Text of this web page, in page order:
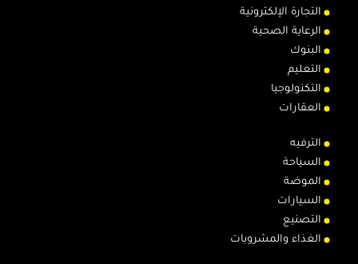
التجارة الإلكترونية
الرعاية الصحية
البنوك
التعليم
التكنولوجيا
العقارات
الترفيه
السياحة
الموضة
السيارات
التصنيع
الغذاء والمشروبات